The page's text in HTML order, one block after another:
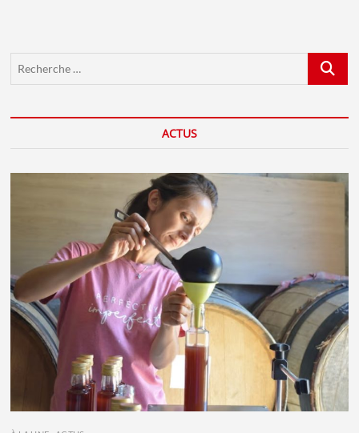
ACTUS